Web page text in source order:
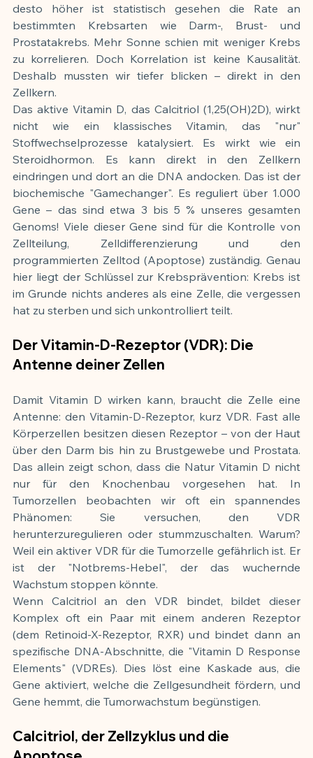
desto höher ist statistisch gesehen die Rate an
bestimmten Krebsarten wie Darm-, Brust- und
Prostatakrebs. Mehr Sonne schien mit weniger Krebs
zu korrelieren. Doch Korrelation ist keine Kausalität.
Deshalb mussten wir tiefer blicken – direkt in den
Zellkern.
Das aktive Vitamin D, das Calcitriol (1,25(OH)2D), wirkt
nicht wie ein klassisches Vitamin, das "nur"
Stoffwechselprozesse katalysiert. Es wirkt wie ein
Steroidhormon. Es kann direkt in den Zellkern
eindringen und dort an die DNA andocken. Das ist der
biochemische "Gamechanger". Es reguliert über 1.000
Gene – das sind etwa 3 bis 5 % unseres gesamten
Genoms! Viele dieser Gene sind für die Kontrolle von
Zellteilung, Zelldifferenzierung und den
programmierten Zelltod (Apoptose) zuständig. Genau
hier liegt der Schlüssel zur Krebsprävention: Krebs ist
im Grunde nichts anderes als eine Zelle, die vergessen
hat zu sterben und sich unkontrolliert teilt.
Der Vitamin-D-Rezeptor (VDR): Die
Antenne deiner Zellen
Damit Vitamin D wirken kann, braucht die Zelle eine
Antenne: den Vitamin-D-Rezeptor, kurz VDR. Fast alle
Körperzellen besitzen diesen Rezeptor – von der Haut
über den Darm bis hin zu Brustgewebe und Prostata.
Das allein zeigt schon, dass die Natur Vitamin D nicht
nur für den Knochenbau vorgesehen hat. In
Tumorzellen beobachten wir oft ein spannendes
Phänomen: Sie versuchen, den VDR
herunterzuregulieren oder stummzuschalten. Warum?
Weil ein aktiver VDR für die Tumorzelle gefährlich ist. Er
ist der "Notbrems-Hebel", der das wuchernde
Wachstum stoppen könnte.
Wenn Calcitriol an den VDR bindet, bildet dieser
Komplex oft ein Paar mit einem anderen Rezeptor
(dem Retinoid-X-Rezeptor, RXR) und bindet dann an
spezifische DNA-Abschnitte, die "Vitamin D Response
Elements" (VDREs). Dies löst eine Kaskade aus, die
Gene aktiviert, welche die Zellgesundheit fördern, und
Gene hemmt, die Tumorwachstum begünstigen.
Calcitriol, der Zellzyklus und die